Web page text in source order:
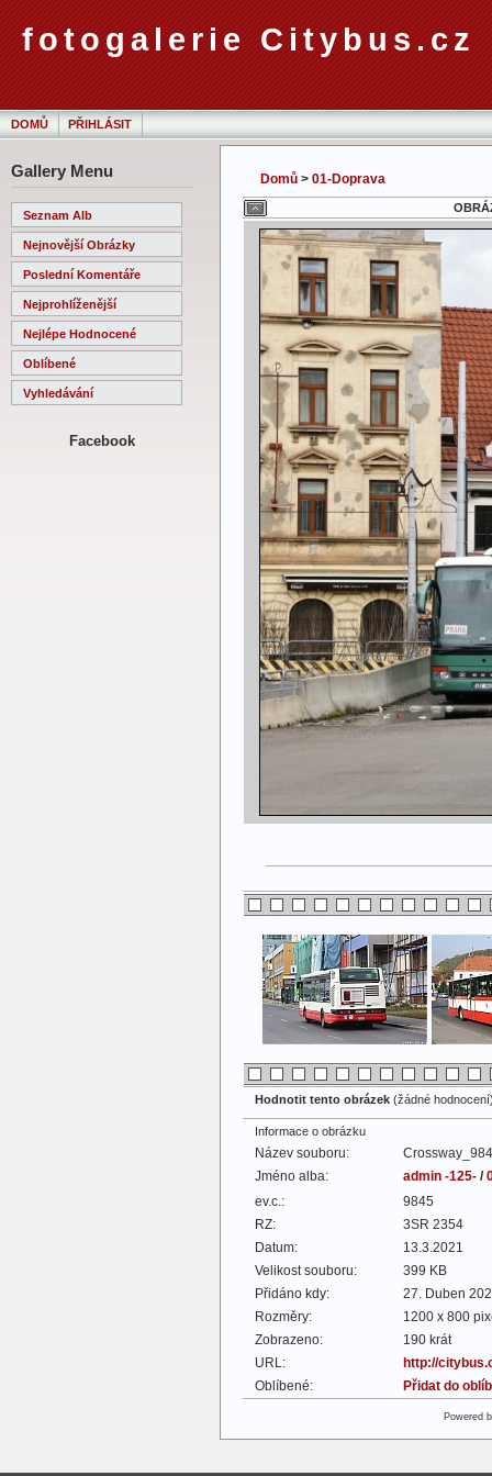
fotogalerie Citybus.cz
DOMŮ PŘIHLÁSIT
Gallery Menu
Seznam Alb
Nejnovější Obrázky
Poslední Komentáře
Nejprohlíženější
Nejlépe Hodnocené
Oblíbené
Vyhledávání
Facebook
Domů > 01-Doprava
Hodnotit tento obrázek (žádné
Informace o obrázku
Název souboru:
Jméno alba:
admin -125- /
ev.c.:
9845
RZ:
3SR 2354
Datum:
13.3.2021
Velikost souboru:
399 KB
Přidáno kdy:
27. Duben
Rozměry:
1200 x 800
Zobrazeno:
190 krát
URL:
http://
Oblíbené:
Přidat do
Powered